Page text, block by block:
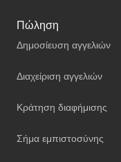
Πώληση
Δημοσίευση αγγελιών
Διαχείριση αγγελιών
Κράτηση διαφήμισης
Σήμα εμπιστοσύνης